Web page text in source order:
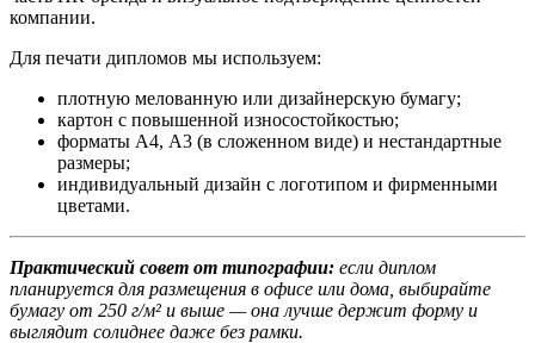
компании.
Для печати дипломов мы используем:
плотную мелованную или дизайнерскую бумагу;
картон с повышенной износостойкостью;
форматы А4, А3 (в сложенном виде) и нестандартные
размеры;
индивидуальный дизайн с логотипом и фирменными
цветами.
Практический совет от типографии: если диплом
планируется для размещения в офисе или дома, выбирайте
бумагу от 250 г/м² и выше — она лучше держит форму и
выглядит солиднее даже без рамки.